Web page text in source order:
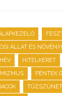
,
ÁLLAT ÉS
HÉV , HITELKERET ,
, PÉNTEK
, TŰZSZÜNET